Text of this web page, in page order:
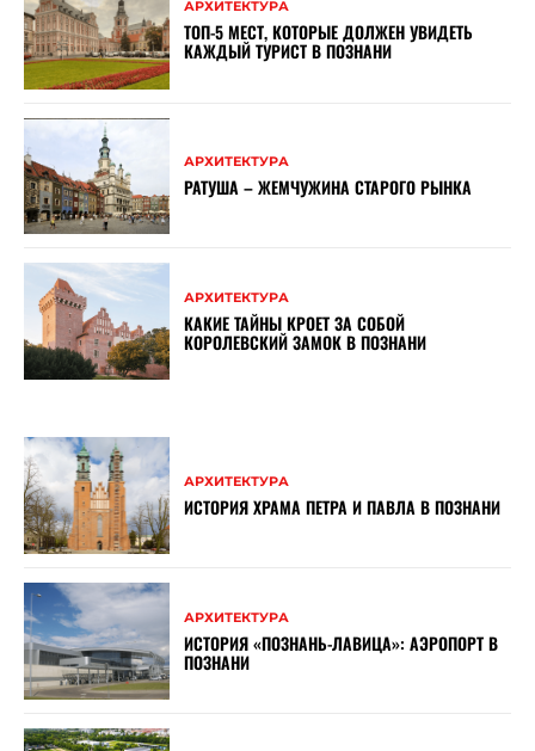
АРХИТЕКТУРА
ТОП-5 МЕСТ, КОТОРЫЕ ДОЛЖЕН УВИДЕТЬ
КАЖДЫЙ ТУРИСТ В ПОЗНАНИ
АРХИТЕКТУРА
РАТУША – ЖЕМЧУЖИНА СТАРОГО РЫНКА
АРХИТЕКТУРА
КАКИЕ ТАЙНЫ КРОЕТ ЗА СОБОЙ
КОРОЛЕВСКИЙ ЗАМОК В ПОЗНАНИ
АРХИТЕКТУРА
ИСТОРИЯ ХРАМА ПЕТРА И ПАВЛА В ПОЗНАНИ
АРХИТЕКТУРА
ИСТОРИЯ «ПОЗНАНЬ-ЛАВИЦА»: АЭРОПОРТ В
ПОЗНАНИ